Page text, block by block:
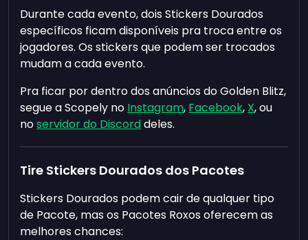
Durante cada evento, dois Stickers Dourados
específicos ficam disponíveis pra troca entre os
jogadores. Os stickers que podem ser trocados
mudam a cada evento.
Pra ficar por dentro dos anúncios do Golden Blitz,
segue a Scopely no Instagram, Facebook, X, ou
noservidor do Discorddeles.
Tire Stickers Dourados dos Pacotes
Stickers Dourados podem cair de qualquer tipo
de Pacote, mas os Pacotes Roxos oferecem as
melhores chances: